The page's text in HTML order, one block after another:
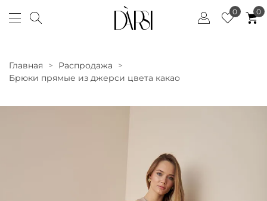
0 0
Главная
Распродажа
Брюки прямые из джерси цвета какао